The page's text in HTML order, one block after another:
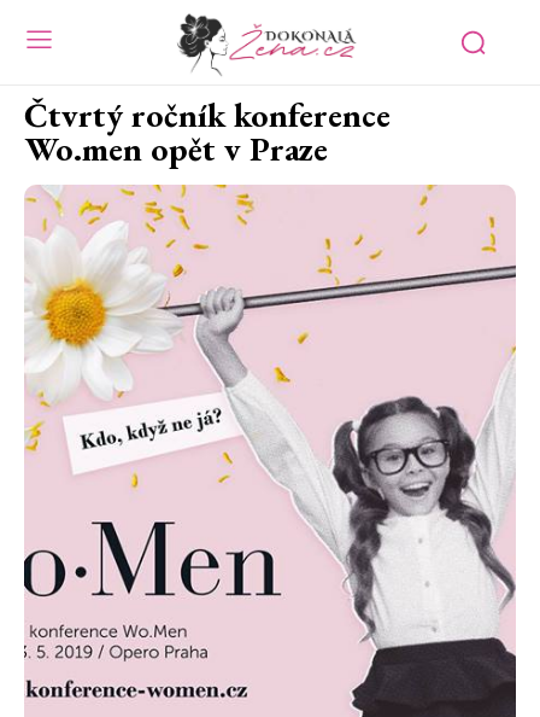
Čtvrtý ročník konference
Wo.men opět v Praze